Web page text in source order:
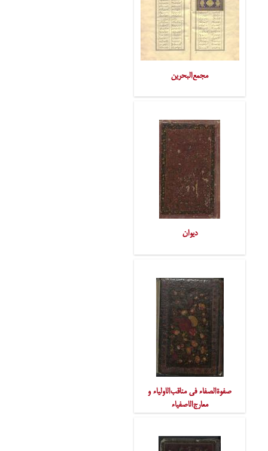
مجمع‌البحرین
دیوان
صفوةالصفاء فی مناقب‌الاولیاء و
معارج‌الاصفیاء